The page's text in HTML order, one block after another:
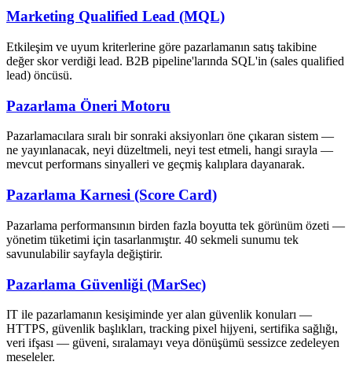
Marketing Qualified Lead (MQL)
Etkileşim ve uyum kriterlerine göre pazarlamanın satış takibine
değer skor verdiği lead. B2B pipeline'larında SQL'in (sales qualified
lead) öncüsü.
Pazarlama Öneri Motoru
Pazarlamacılara sıralı bir sonraki aksiyonları öne çıkaran sistem —
ne yayınlanacak, neyi düzeltmeli, neyi test etmeli, hangi sırayla —
mevcut performans sinyalleri ve geçmiş kalıplara dayanarak.
Pazarlama Karnesi (Score Card)
Pazarlama performansının birden fazla boyutta tek görünüm özeti —
yönetim tüketimi için tasarlanmıştır. 40 sekmeli sunumu tek
savunulabilir sayfayla değiştirir.
Pazarlama Güvenliği (MarSec)
IT ile pazarlamanın kesişiminde yer alan güvenlik konuları —
HTTPS, güvenlik başlıkları, tracking pixel hijyeni, sertifika sağlığı,
veri ifşası — güveni, sıralamayı veya dönüşümü sessizce zedeleyen
meseleler.